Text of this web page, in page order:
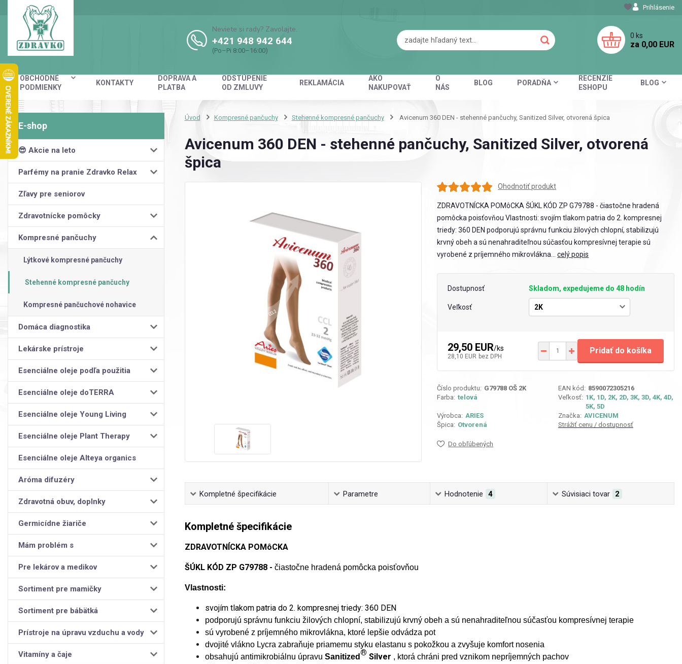
OBCHODNÉ
PODMIENKY
KONTAKTY
DOPRAVA A
PLATBA
ODSTÚPENIE
OD ZMLUVY
REKLAMÁCIA
AKO
NAKUPOVAŤ
O
NÁS
BLOG PORADŇA
RECENZIE
ESHOPU
BLOG
Prihlásenie
Neviete si rady? Zavolajte.
+421 948 942 644
(Po–Pi 8:00–16:00)
0 ks
za 0,00 EUR
😎 Akcie na leto
Parfémy na pranie Zdravko Relax
Zľavy pre seniorov
Zdravotnícke pomôcky
Kompresné pančuchy
Lýtkové kompresné pančuchy
Stehenné kompresné pančuchy
Kompresné pančuchové nohavice
Domáca diagnostika
Lekárske prístroje
Esenciálne oleje podľa použitia
Esenciálne oleje doTERRA
Esenciálne oleje Young Living
Esenciálne oleje Plant Therapy
Esenciálne oleje Alteya organics
Aróma difuzéry
Zdravotná obuv, doplnky
Germicídne žiariče
Mám problém s
Pre lekárov a medikov
Sortiment pre mamičky
Sortiment pre bábätká
Prístroje na úpravu vzduchu a vody
Vitamíny a čaje
Úvod Kompresné pančuchy Stehenné kompresné pančuchy Avicenum 360 DEN - stehenné pančuchy, Sanitized Silver, otvorená špica
Avicenum 360 DEN - stehenné pančuchy, Sanitized Silver, otvorená
špica
Ohodnotiť produkt
ZDRAVOTNÍCKA POMôCKA ŠÚKL KÓD ZP G79788 - čiastočne hradená
pomôcka poisťovňou Vlastnosti: svojím tlakom patria do 2. kompresnej
triedy: 360 DEN podporujú správnu funkciu žilových chlopní, stabilizujú
krvný obeh a sú nenahraditeľnou súčasťou kompresívnej terapie sú
vyrobené z príjemného mikrovlákna...celý popis
Dostupnosť Skladom, expedujeme do 48 hodín
Veľkosť
29,50 EUR/ks
28,10 EUR bez DPH
Pridať do košíka
Číslo produktu: G79788 OŠ 2K EAN kód: 8590072305216
Farba: telová Veľkosť: 1K, 1D, 2K, 2D, 3K, 3D, 4K, 4D,
5K, 5D
Výrobca: ARIES Značka: AVICENUM
Špica: Otvorená Strážiť cenu / dostupnosť
Do obľúbených
Kompletné špecifikácie Parametre Hodnotenie 4 Súvisiaci tovar 2
Kompletné špecifikácie
ZDRAVOTNÍCKA POMôCKA
ŠÚKL KÓD ZP G79788 - čiastočne hradená pomôcka poisťovňou
Vlastnosti:
svojím tlakom patria do 2. kompresnej triedy: 360 DEN
podporujú správnu funkciu žilových chlopní, stabilizujú krvný obeh a sú nenahraditeľnou súčasťou kompresívnej terapie
sú vyrobené z príjemného mikrovlákna, ktoré lepšie odvádza pot
dvojité vlákno Lycra zabraňuje priamemu styku elastanu s pokožkou a zvyšuje komfort nosenia
obsahujú antimikrobiálnu úpravu Sanitized ® Silver , ktorá chráni pred vznikom nepríjemných pachov